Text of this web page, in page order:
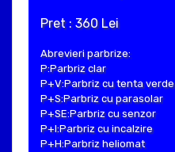
Pret : 360 Lei
Abrevieri parbrize:
P:Parbriz clar
P+V:Parbriz cu tenta verde
P+S:Parbriz cu parasolar
P+SE:Parbriz cu senzor
P+I:Parbriz cu incalzire
P+H:Parbriz heliomat